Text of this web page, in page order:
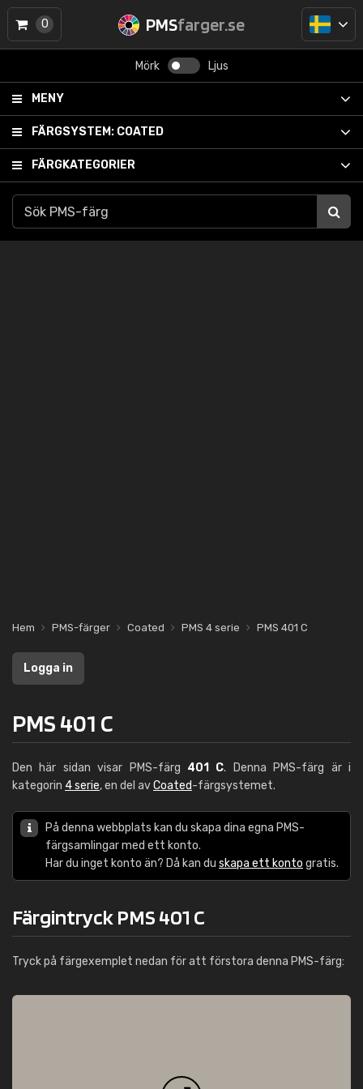
PMSfarger.se
Mörk Ljus
MENY
FÄRGSYSTEM: COATED
FÄRGKATEGORIER
0
Hem PMS-färger Coated PMS 4 serie PMS 401 C
Logga in
PMS 401 C
Den här sidan visar PMS-färg 401 C. Denna PMS-färg är i
kategorin 4 serie, en del avCoated-färgsystemet.
På denna webbplats kan du skapa dina egna PMS-
färgsamlingar med ett konto.
Har du inget konto än? Då kan du skapa ett konto gratis.
Färgintryck PMS 401 C
Tryck på färgexemplet nedan för att förstora denna PMS-färg: